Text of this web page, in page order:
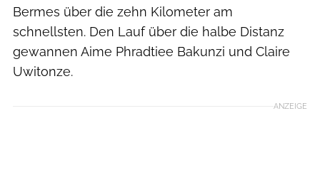
Bermes über die zehn Kilometer am
schnellsten. Den Lauf über die halbe Distanz
gewannen Aime Phradtiee Bakunzi und Claire
Uwitonze.
ANZEIGE